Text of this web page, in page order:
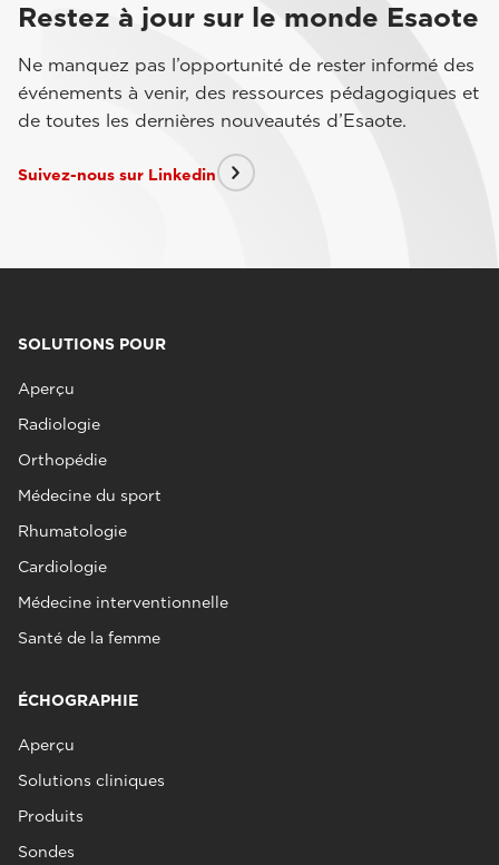
Restez à jour sur le monde Esaote
Ne manquez pas l’opportunité de rester informé des
événements à venir, des ressources pédagogiques et
de toutes les dernières nouveautés d’Esaote.
Suivez-nous sur Linkedin
SOLUTIONS POUR
Aperçu
Radiologie
Orthopédie
Médecine du sport
Rhumatologie
Cardiologie
Médecine interventionnelle
Santé de la femme
ÉCHOGRAPHIE
Aperçu
Solutions cliniques
Produits
Sondes